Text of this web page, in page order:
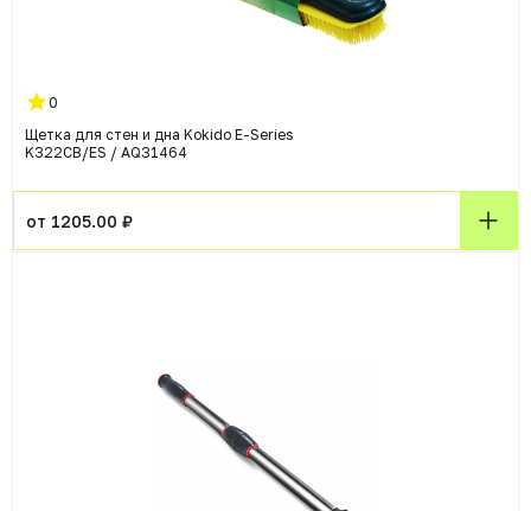
0
Щетка для стен и дна Kokido E-Series
K322CB/ES / AQ31464
от 1205.00 ₽